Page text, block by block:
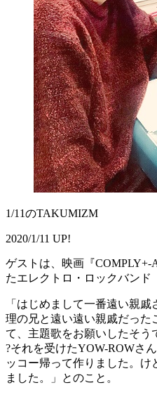
1/11のTAKUMIZM
2020/1/11 UP!
ゲストは、映画『
たエレクトロ・ロックバンド
「はじめまして一番遠い親
理の兄と遠い遠い親戚だっ
て、主題歌をお願いしたそう
?それを受けたYOW-ROWさ
ッコー帰って作りました。
ました。」とのこと。